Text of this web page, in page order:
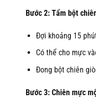
Bước 2: Tẩm bột
Đợi khoảng 15
Có thể cho mực
Đong bột chiên
Bước 3: Chiên mực